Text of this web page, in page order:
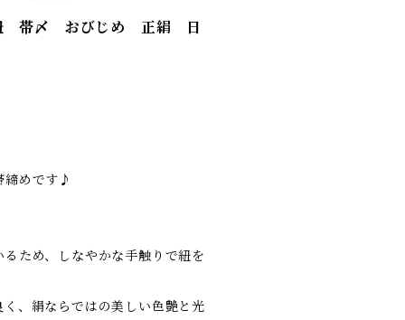
帯〆 おびじめ 正絹 日
締めです♪
ため、しなやかな手触りで紐を
、絹ならではの美しい色艶と光